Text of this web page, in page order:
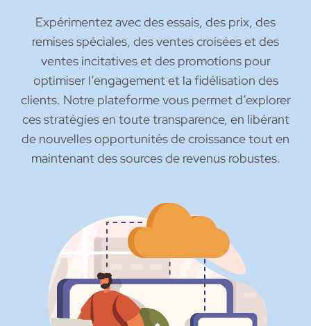
Expérimentez avec des essais, des prix, des
remises spéciales, des ventes croisées et des
ventes incitatives et des promotions pour
optimiser l’engagement et la fidélisation des
clients. Notre plateforme vous permet d’explorer
ces stratégies en toute transparence, en libérant
de nouvelles opportunités de croissance tout en
maintenant des sources de revenus robustes.